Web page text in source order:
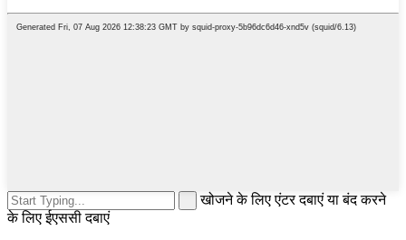
खोजने के लिए एंटर दबाएं या बंद करने
के लिए ईएससी दबाएं